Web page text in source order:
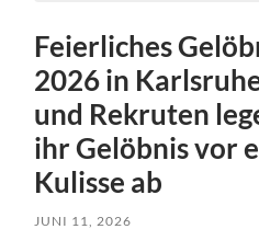
Feierliches
2026 in
und Rekruten
ihr Gelöbnis vor
Kulisse ab
JUNI 11, 2026